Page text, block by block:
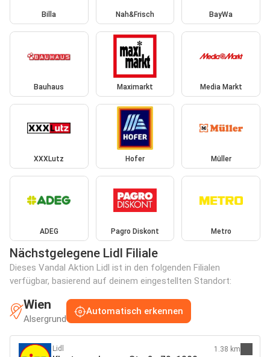
Billa Nah&Frisch BayWa
Bauhaus Maximarkt Media Markt
XXXLutz Hofer Müller
ADEG Pagro Diskont Metro
Nächstgelegene Lidl Filiale
Dieses Vandal Aktion Lidl ist in den folgenden Filialen
verfügbar, basierend auf deinem eingestellten Standort:
Wien
Alsergrund
Automatisch erkennen
Lidl 1.38 km